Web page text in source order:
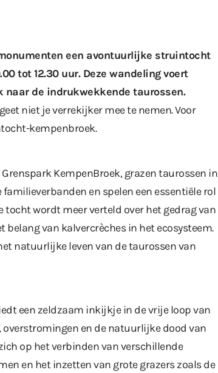
een avontuurlijke struintocht
tot 12.30 uur. Deze wandeling voert
naar de indrukwekkende taurossen.
niet je verrekijker mee te nemen. Voor
kempenbroek.
KempenBroek, grazen taurossen in
en spelen een essentiële rol
wordt meer verteld over het gedrag van
van kalvercrèches in het ecosysteem.
natuurlijke leven van de taurossen van
een zeldzaam inkijkje in de vrije loop van
en de natuurlijke dood van
op het verbinden van verschillende
en het inzetten van grote grazers zoals de